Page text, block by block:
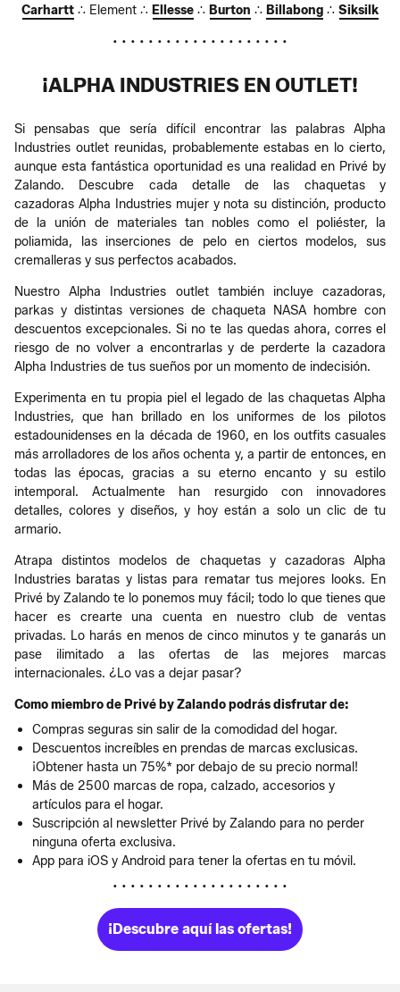
Carhartt ∴ Element ∴ Ellesse ∴ Burton ∴ Billabong ∴ Siksilk
• • • • • • • • • • • • • • • • • • • •
¡ALPHA INDUSTRIES EN OUTLET!
Si pensabas que sería difícil encontrar las palabras Alpha
Industries outlet reunidas, probablemente estabas en lo cierto,
aunque esta fantástica oportunidad es una realidad en Privé by
Zalando. Descubre cada detalle de las chaquetas y
cazadoras Alpha Industries mujer y nota su distinción, producto
de la unión de materiales tan nobles como el poliéster, la
poliamida, las inserciones de pelo en ciertos modelos, sus
cremalleras y sus perfectos acabados.
Nuestro Alpha Industries outlet también incluye cazadoras,
parkas y distintas versiones de chaqueta NASA hombre con
descuentos excepcionales. Si no te las quedas ahora, corres el
riesgo de no volver a encontrarlas y de perderte la cazadora
Alpha Industries de tus sueños por un momento de indecisión.
Experimenta en tu propia piel el legado de las chaquetas Alpha
Industries, que han brillado en los uniformes de los pilotos
estadounidenses en la década de 1960, en los outfits casuales
más arrolladores de los años ochenta y, a partir de entonces, en
todas las épocas, gracias a su eterno encanto y su estilo
intemporal. Actualmente han resurgido con innovadores
detalles, colores y diseños, y hoy están a solo un clic de tu
armario.
Atrapa distintos modelos de chaquetas y cazadoras Alpha
Industries baratas y listas para rematar tus mejores looks. En
Privé by Zalando te lo ponemos muy fácil; todo lo que tienes que
hacer es crearte una cuenta en nuestro club de ventas
privadas. Lo harás en menos de cinco minutos y te ganarás un
pase ilimitado a las ofertas de las mejores marcas
internacionales. ¿Lo vas a dejar pasar?
Como miembro de Privé by Zalando podrás disfrutar de:
Compras seguras sin salir de la comodidad del hogar.
Descuentos increíbles en prendas de marcas exclusicas.
¡Obtener hasta un 75%* por debajo de su precio normal!
Más de 2500 marcas de ropa, calzado, accesorios y
artículos para el hogar.
Suscripción al newsletter Privé by Zalando para no perder
ninguna oferta exclusiva.
App para iOS y Android para tener la ofertas en tu móvil.
• • • • • • • • • • • • • • • • • • • •
¡Descubre aquí las ofertas!